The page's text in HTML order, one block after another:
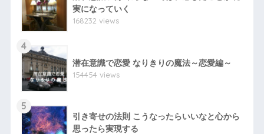
実になっていく
168232 views
4
潜在意識で恋愛 なりきりの魔法～恋愛編～
154454 views
5
引き寄せの法則 こうなったらいいなと心から
思ったら実現する